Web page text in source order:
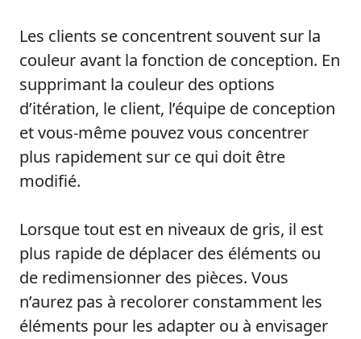
Les clients se concentrent souvent sur la
couleur avant la fonction de conception. En
supprimant la couleur des options
d’itération, le client, l’équipe de conception
et vous-même pouvez vous concentrer
plus rapidement sur ce qui doit être
modifié.
Lorsque tout est en niveaux de gris, il est
plus rapide de déplacer des éléments ou
de redimensionner des pièces. Vous
n’aurez pas à recolorer constamment les
éléments pour les adapter ou à envisager